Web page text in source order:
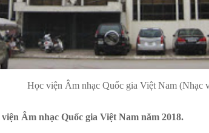
nhạc Quốc gia Việt Nam (Nhạc
Âm nhạc Quốc gia Việt Nam năm 2018.